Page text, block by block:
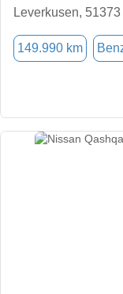
Leverkusen, 51373
149.990 km